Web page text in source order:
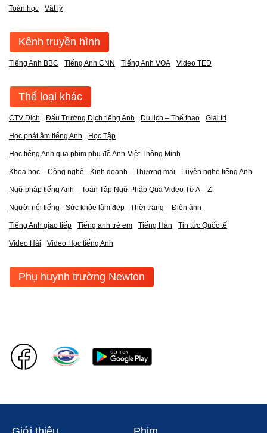
Toán học Vật lý
Kênh truyền hình
Tiếng Anh BBC Tiếng Anh CNN Tiếng Anh VOA Video TED
Thể loại khác
CTV Dịch Đấu Trường Dịch tiếng Anh Du lịch – Thể thao Giải trí
Học phát âm tiếng Anh Học Tập
Học tiếng Anh qua phim phụ đề Anh-Việt Thông Minh
Khoa học – Công nghệ Kinh doanh – Thương mại Luyện nghe tiếng Anh
Ngữ pháp tiếng Anh – Toàn Tập Ngữ Pháp Qua Video Từ A – Z
Người nổi tiếng Sức khỏe làm đẹp Thời trang – Điện ảnh
Tiếng Anh giao tiếp Tiếng anh trẻ em Tiếng Hàn Tin tức Quốc tế
Video Hài Video Học tiếng Anh
Phụ huynh trường Newton